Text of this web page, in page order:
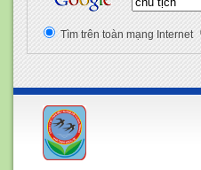
Tìm trên toàn mạng Internet